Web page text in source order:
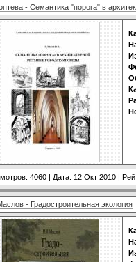
- Семантика "порога" в
4060 | Дата: 12 Окт 2010 |
- Градостроительная экология